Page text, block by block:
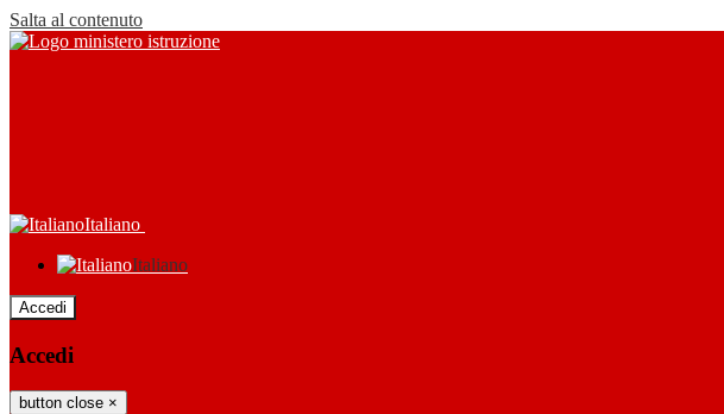
Salta al contenuto
Italiano
Italiano
Accedi
Accedi
button close ×